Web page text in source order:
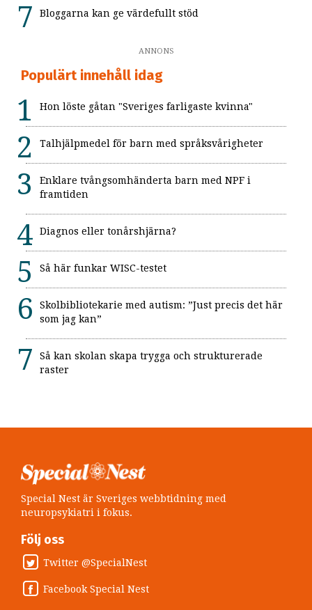
Bloggarna kan ge värdefullt stöd
ANNONS
Populärt innehåll idag
Hon löste gåtan "Sveriges farligaste kvinna"
Talhjälpmedel för barn med språksvårigheter
Enklare tvångsomhänderta barn med NPF i
framtiden
Diagnos eller tonårshjärna?
Så här funkar WISC-testet
Skolbibliotekarie med autism: ”Just precis det här
som jag kan”
Så kan skolan skapa trygga och strukturerade
raster
Special Nest är Sveriges webbtidning med
neuropsykiatri i fokus.
Följ oss
Twitter @SpecialNest
Facebook Special Nest